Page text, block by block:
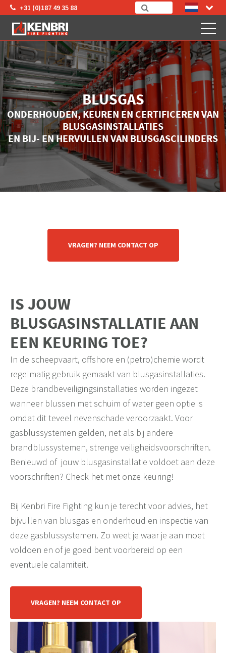
+31 (0)187 49 35 88
BLUSGAS
ONDERHOUDEN, KEUREN EN CERTIFICEREN VAN
BLUSGASINSTALLATIES
EN BIJ- EN HERVULLEN VAN BLUSGASCILINDERS
VRAGEN? NEEM CONTACT OP
IS JOUW
BLUSGASINSTALLATIE AAN
EEN KEURING TOE?
In de scheepvaart, offshore en (petro)chemie wordt
regelmatig gebruik gemaakt van blusgasinstallaties.
Deze brandbeveiligingsinstallaties worden ingezet
wanneer blussen met schuim of water geen optie is
omdat dit teveel nevenschade veroorzaakt. Voor
gasblussystemen gelden, net als bij andere
brandblussystemen, strenge veiligheidsvoorschriften.
Benieuwd of jouw blusgasinstallatie voldoet aan deze
voorschriften? Check het met onze keuring!
Bij Kenbri Fire Fighting kun je terecht voor advies, het
bijvullen van blusgas en onderhoud en inspectie van
deze gasblussystemen. Zo weet je waar je aan moet
voldoen en of je goed bent voorbereid op een
eventuele calamiteit.
VRAGEN? NEEM CONTACT OP